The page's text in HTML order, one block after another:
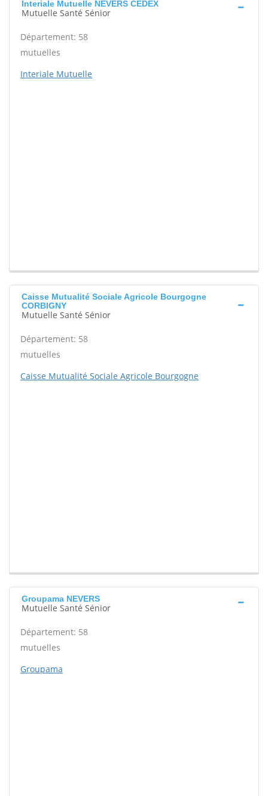
Interiale Mutuelle NEVERS CEDEX
Mutuelle Santé Sénior
Département: 58
mutuelles
Interiale Mutuelle
Caisse Mutualité Sociale Agricole Bourgogne
CORBIGNY
Mutuelle Santé Sénior
Département: 58
mutuelles
Caisse Mutualité Sociale Agricole Bourgogne
Groupama NEVERS
Mutuelle Santé Sénior
Département: 58
mutuelles
Groupama